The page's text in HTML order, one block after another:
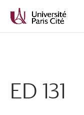
contenu
ED 131